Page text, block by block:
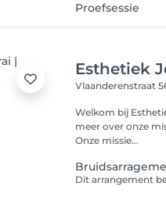
Proefsessie
Esthetiek
Vlaanderenstraat
Welkom bij
meer over onze
Onze missie...